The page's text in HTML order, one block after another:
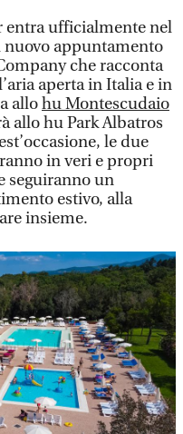
entra ufficialmente nel
nuovo appuntamento
che racconta
aperta in Italia e in
allohu Montescudaio
allo hu Park Albatros
le due
in veri e propri
seguiranno un
estivo, alla
insieme.